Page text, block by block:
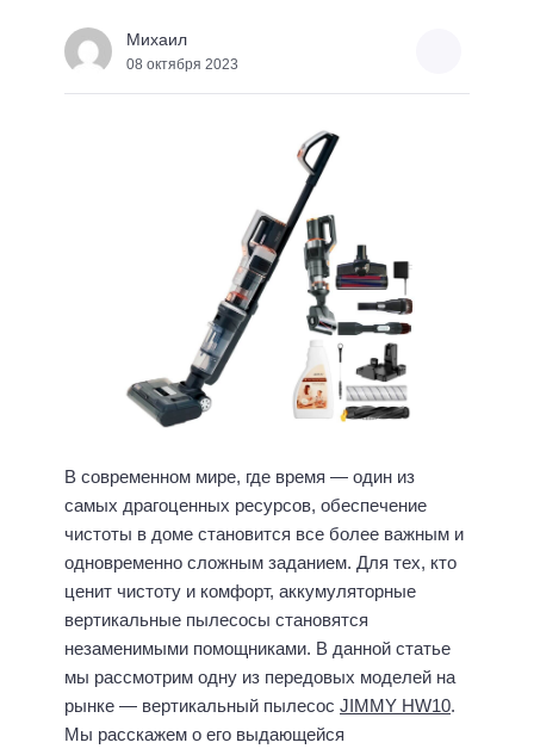
Михаил
08 октября 2023
В современном мире, где время — один из
самых драгоценных ресурсов, обеспечение
чистоты в доме становится все более важным и
одновременно сложным заданием. Для тех, кто
ценит чистоту и комфорт, аккумуляторные
вертикальные пылесосы становятся
незаменимыми помощниками. В данной статье
мы рассмотрим одну из передовых моделей на
рынке — вертикальный пылесос JIMMY HW10.
Мы расскажем о его выдающейся